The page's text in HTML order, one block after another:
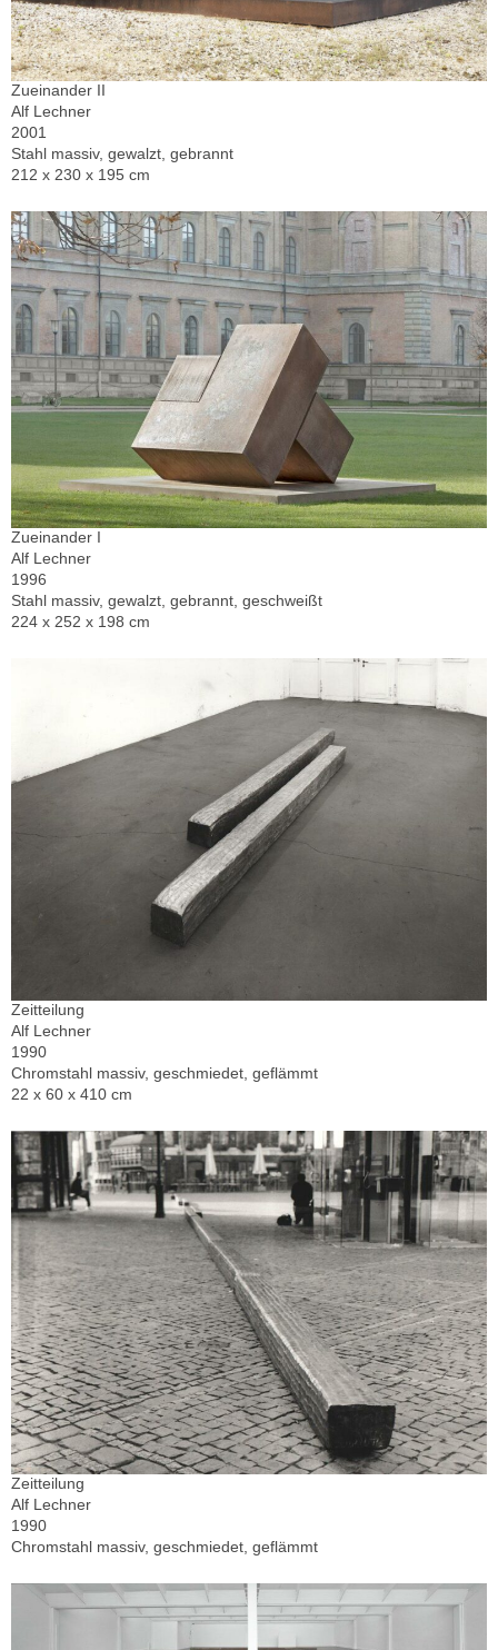
Zueinander II
Alf Lechner
2001
Stahl massiv, gewalzt, gebrannt
212 x 230 x 195 cm
Zueinander I
Alf Lechner
1996
Stahl massiv, gewalzt, gebrannt, geschweißt
224 x 252 x 198 cm
Zeitteilung
Alf Lechner
1990
Chromstahl massiv, geschmiedet, geflämmt
22 x 60 x 410 cm
Zeitteilung
Alf Lechner
1990
Chromstahl massiv, geschmiedet, geflämmt